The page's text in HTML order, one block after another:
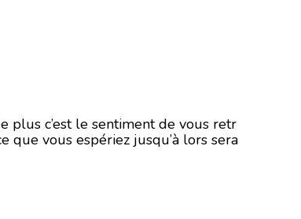
plus c’est le sentiment de vous retr
que vous espériez jusqu’à lors sera